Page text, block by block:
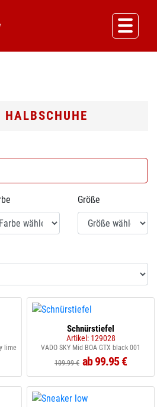
HALBSCHUHE
Größe
lime
Schnürstiefel
Artikel: 129028
VADO SKY Mid BOA GTX black 001
109.99 € ab 99.95 €